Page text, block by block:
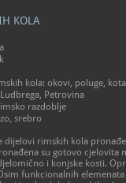
KOLA
kola: okovi, poluge,
Petrovina
razdoblje
srebro
dijelovi rimskih kola
su gotovo
i konjske kosti.
funkcionalnih